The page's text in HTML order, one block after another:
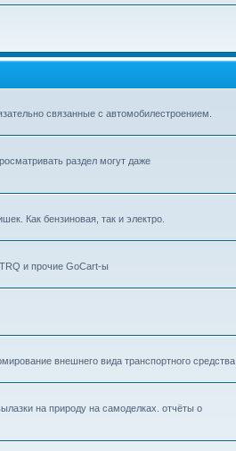
связанные с автомобилестроением.
раздел могут даже
Как бензиновая, так и электро.
и прочие GoCart-ы
внешнего вида транспортного средства.
на природу на самоделках. отчёты о